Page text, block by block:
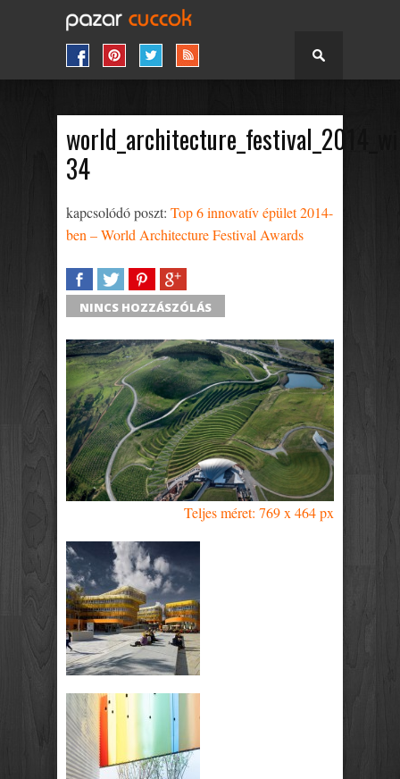
34
kapcsolódó poszt: Top 6 innovatív épület 2014-
ben – World Architecture Festival Awards
SHARETWEETSHARESHARE
NINCS HOZZÁSZÓLÁS
Teljes méret: 769 x 464 px